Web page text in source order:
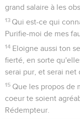
grand salaire à les
13 Qui est-ce qui
Purifie-moi de mes
14 Eloigne aussi ton
fierté, en sorte
serai pur, et serai net
15 Que les propos de
coeur te soient
Rédempteur.